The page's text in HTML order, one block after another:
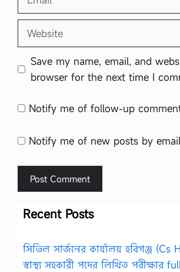
Website
Save my name, email, and
browser for the next time I
Notify me of follow-up
Notify me of new posts by
Recent Posts
সিভিল সার্জনের কার্যালয় হবিগঞ্জ
স্বাস্থ্য সহকারী পদের লিখিত পরীক্ষার